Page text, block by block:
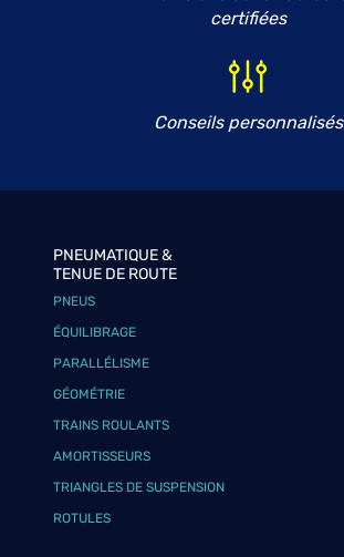
certifiées
Conseils personnalisés
PNEUMATIQUE &
TENUE DE ROUTE
PNEUS
ÉQUILIBRAGE
PARALLÉLISME
GÉOMÉTRIE
TRAINS ROULANTS
AMORTISSEURS
TRIANGLES DE SUSPENSION
ROTULES